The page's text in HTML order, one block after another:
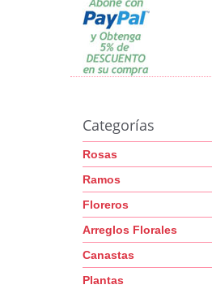
Categorías
Rosas
Ramos
Floreros
Arreglos Florales
Canastas
Plantas